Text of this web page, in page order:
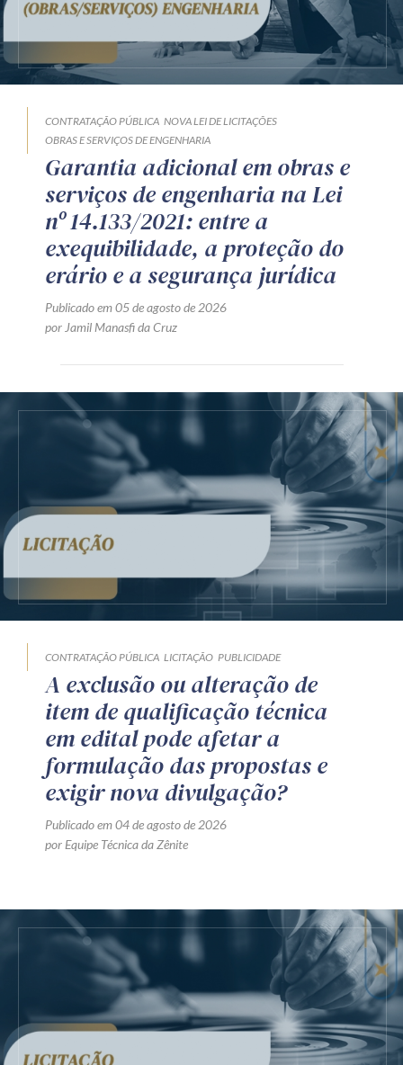
CONTRATAÇÃO PÚBLICA NOVA LEI DE LICITAÇÕES
OBRAS E SERVIÇOS DE ENGENHARIA
Garantia adicional em obras e
serviços de engenharia na Lei
nº 14.133/2021: entre a
exequibilidade, a proteção do
erário e a segurança jurídica
Publicado em 05 de agosto de 2026
por Jamil Manasfi da Cruz
CONTRATAÇÃO PÚBLICA LICITAÇÃO PUBLICIDADE
A exclusão ou alteração de
item de qualificação técnica
em edital pode afetar a
formulação das propostas e
exigir nova divulgação?
Publicado em 04 de agosto de 2026
por Equipe Técnica da Zênite